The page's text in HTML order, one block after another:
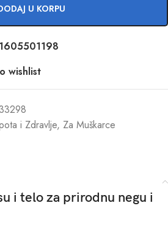
U KORPU
wishlist
i Zdravlje, Za Muškarce
i telo za prirodnu negu i